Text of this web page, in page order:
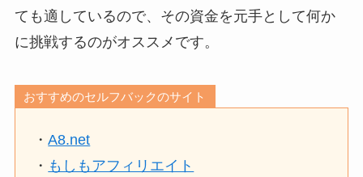
ても適しているので、その資金を元手として何か
に挑戦するのがオススメです。
おすすめのセルフバックのサイト
・A8.net
・ もしもアフィリエイト